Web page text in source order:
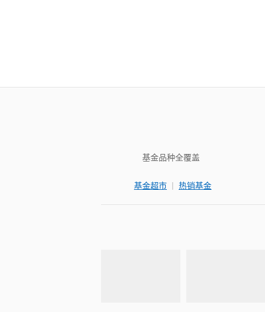
基金品种全覆盖
基金超市 | 热销基金